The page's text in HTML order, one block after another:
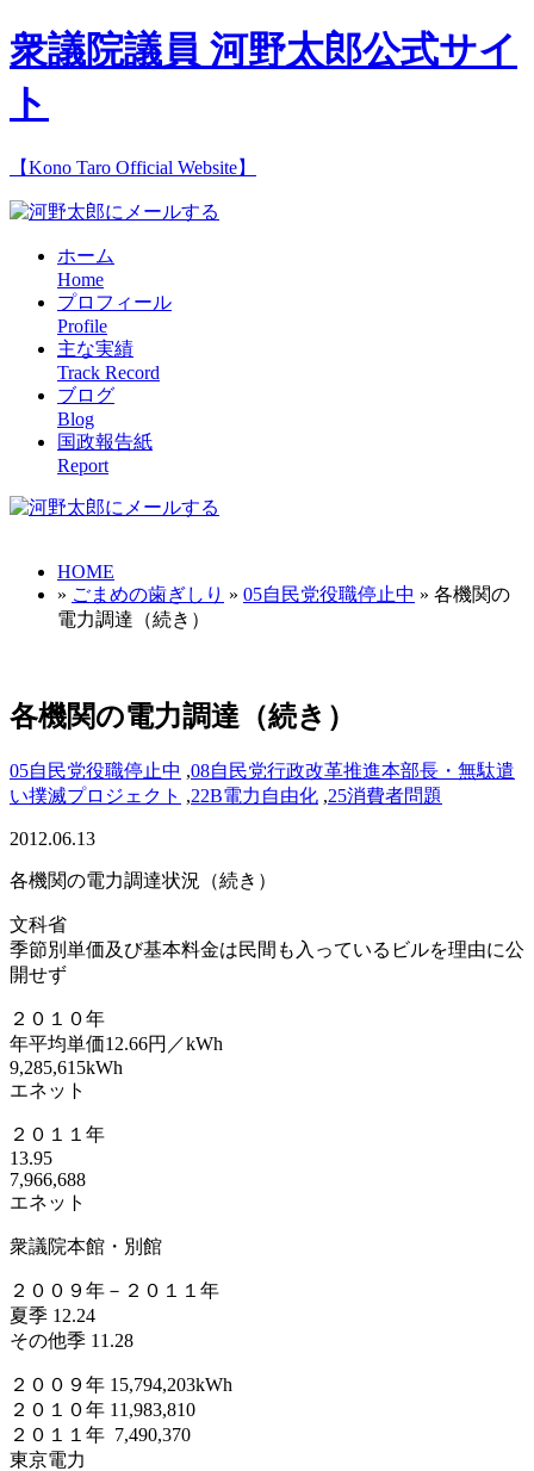
衆議院議員 河野太郎公式サイ
ト
【Kono Taro Official Website】
ホーム
Home
プロフィール
Profile
主な実績
Track Record
ブログ
Blog
国政報告紙
Report
HOME
» ごまめの歯ぎしり » 05自民党役職停止中 » 各機関の
電力調達（続き）
各機関の電力調達（続き）
05自民党役職停止中 ,08自民党行政改革推進本部長・無駄遣
い撲滅プロジェクト ,22B電力自由化 ,25消費者問題
2012.06.13
各機関の電力調達状況（続き）
文科省
季節別単価及び基本料金は民間も入っているビルを理由に公
開せず
２０１０年
年平均単価12.66円／kWh
9,285,615kWh
エネット
２０１１年
13.95
7,966,688
エネット
衆議院本館・別館
２００９年－２０１１年
夏季 12.24
その他季 11.28
２００９年 15,794,203kWh
２０１０年 11,983,810
２０１１年 7,490,370
東京電力